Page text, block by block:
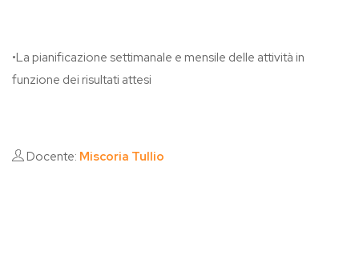
•La pianificazione settimanale e mensile delle attività in
funzione dei risultati attesi
Docente: Miscoria Tullio